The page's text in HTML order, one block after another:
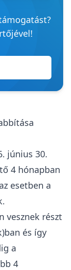
június 30.
4 hónapban
esetben a
vesznek részt
és így
a
4